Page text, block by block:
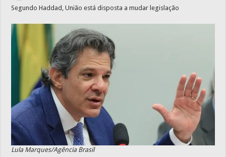
Segundo Haddad, União está disposta a mudar legislação
Lula Marques/Agência Brasil